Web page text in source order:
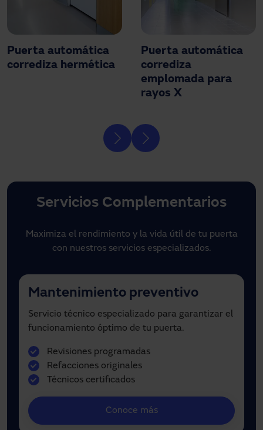
Puerta automática
corrediza hermética
Puerta automática
corrediza
emplomada para
rayos X
Servicios Complementarios
Maximiza el rendimiento y la vida útil de tu puerta
con nuestros servicios especializados.
Mantenimiento preventivo
Servicio técnico especializado para garantizar el
funcionamiento óptimo de tu puerta.
Revisiones programadas
Refacciones originales
Técnicos certificados
Conoce más